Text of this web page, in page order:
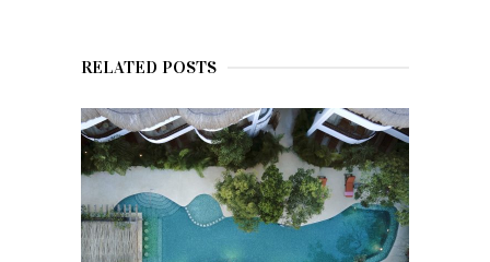
RELATED POSTS